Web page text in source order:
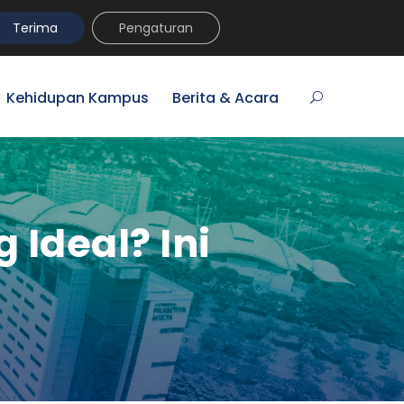
VR Kampus Tur MyPrasmul
Kehidupan Kampus Berita & Acara
Ideal? Ini
Terima Pengaturan